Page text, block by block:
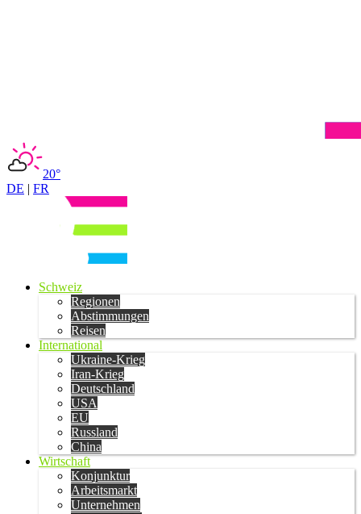
20°
DE | FR
Schweiz
Regionen
Abstimmungen
Reisen
International
Ukraine-Krieg
Iran-Krieg
Deutschland
USA
EU
Russland
China
Wirtschaft
Konjunktur
Arbeitsmarkt
Unternehmen